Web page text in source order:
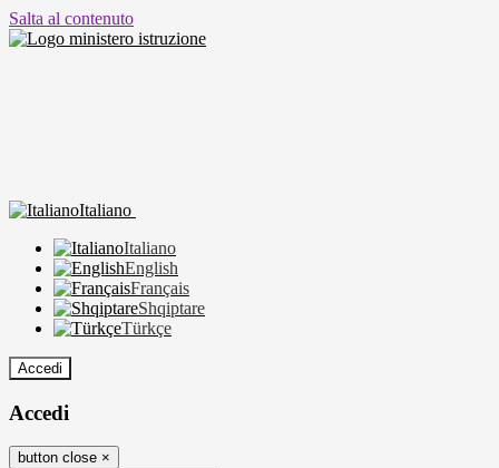
Salta al contenuto
Italiano
Italiano
English
Français
Shqiptare
Türkçe
Accedi
Accedi
button close ×